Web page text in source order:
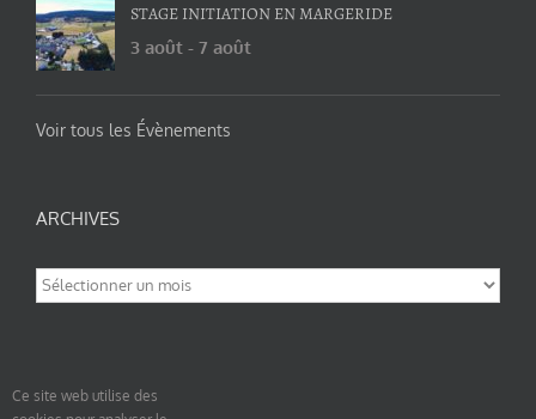
STAGE INITIATION EN MARGERIDE
3 août - 7 août
Voir tous les Évènements
ARCHIVES
Archives
Ce site web utilise des